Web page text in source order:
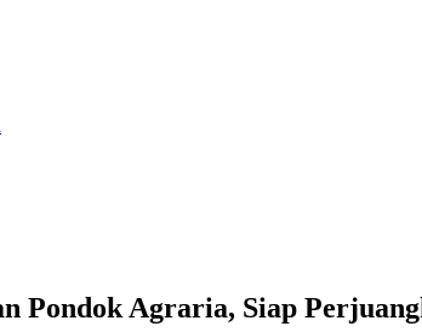
Pondok Agraria, Siap